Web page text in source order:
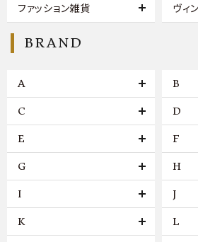
ファッション雑貨 ヴィ
BRAND
A B
C D
E F
G H
I J
K L